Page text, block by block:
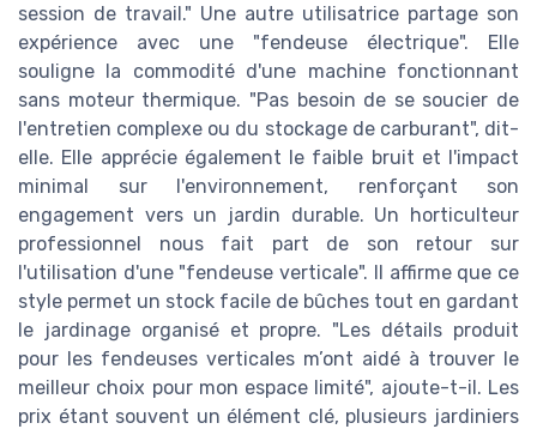
session de travail." Une autre utilisatrice partage son
expérience avec une "fendeuse électrique". Elle
souligne la commodité d'une machine fonctionnant
sans moteur thermique. "Pas besoin de se soucier de
l'entretien complexe ou du stockage de carburant", dit-
elle. Elle apprécie également le faible bruit et l'impact
minimal sur l'environnement, renforçant son
engagement vers un jardin durable. Un horticulteur
professionnel nous fait part de son retour sur
l'utilisation d'une "fendeuse verticale". Il affirme que ce
style permet un stock facile de bûches tout en gardant
le jardinage organisé et propre. "Les détails produit
pour les fendeuses verticales m’ont aidé à trouver le
meilleur choix pour mon espace limité", ajoute-t-il. Les
prix étant souvent un élément clé, plusieurs jardiniers